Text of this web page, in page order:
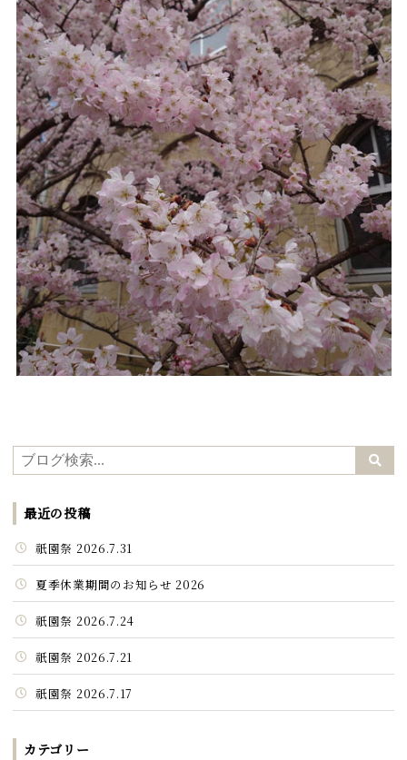
最近の投稿
祇園祭 2026.7.31
夏季休業期間のお知らせ 2026
祇園祭 2026.7.24
祇園祭 2026.7.21
祇園祭 2026.7.17
カテゴリー